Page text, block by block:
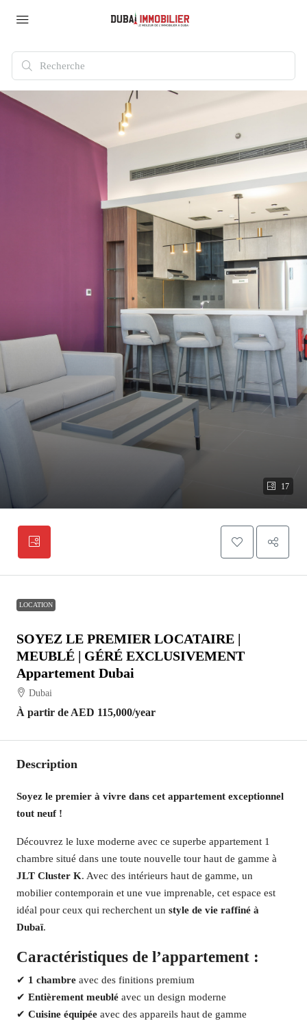
17
LOCATION
SOYEZ LE PREMIER LOCATAIRE |
MEUBLÉ | GÉRÉ EXCLUSIVEMENT
Appartement Dubai
Dubai
À partir de AED 115,000/year
Description
Soyez le premier à vivre dans cet appartement exceptionnel
tout neuf !
Découvrez le luxe moderne avec ce superbe appartement 1
chambre situé dans une toute nouvelle tour haut de gamme à
JLT Cluster K. Avec des intérieurs haut de gamme, un
mobilier contemporain et une vue imprenable, cet espace est
idéal pour ceux qui recherchent un style de vie raffiné à
Dubaï.
Caractéristiques de l’appartement :
✔ 1 chambre avec des finitions premium
✔ Entièrement meublé avec un design moderne
✔ Cuisine équipée avec des appareils haut de gamme